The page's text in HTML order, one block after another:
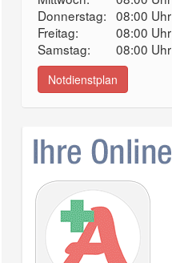
Donnerstag: 08:00 Uhr
Freitag:
08:00 Uhr
Samstag:
08:00 Uhr
Notdienstplan